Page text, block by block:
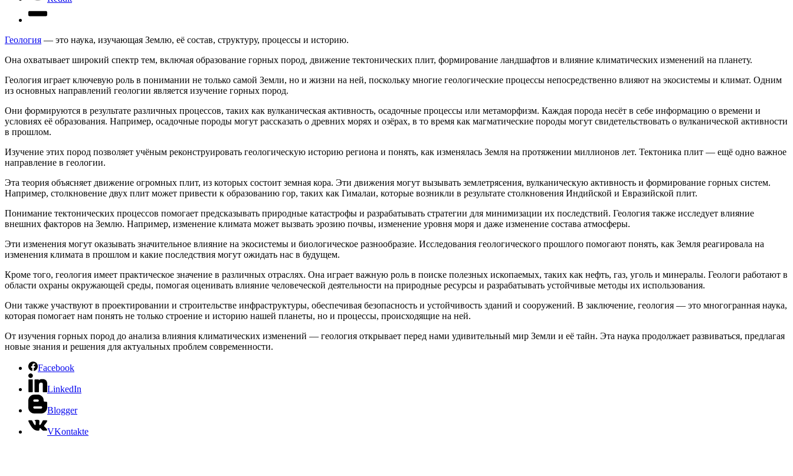
Геология — это наука, изучающая Землю, её состав, структуру, процессы и историю.
Она охватывает широкий спектр тем, включая образование горных пород, движение тектонических плит, формирование ландшафтов и влияние климатических изменений на планету.
Геология играет ключевую роль в понимании не только самой Земли, но и жизни на ней, поскольку многие геологические процессы непосредственно влияют на экосистемы и климат. Одним
из основных направлений геологии является изучение горных пород.
Они формируются в результате различных процессов, таких как вулканическая активность, осадочные процессы или метаморфизм. Каждая порода несёт в себе информацию о времени и
условиях её образования. Например, осадочные породы могут рассказать о древних морях и озёрах, в то время как магматические породы могут свидетельствовать о вулканической активности
в прошлом.
Изучение этих пород позволяет учёным реконструировать геологическую историю региона и понять, как изменялась Земля на протяжении миллионов лет. Тектоника плит — ещё одно важное
направление в геологии.
Эта теория объясняет движение огромных плит, из которых состоит земная кора. Эти движения могут вызывать землетрясения, вулканическую активность и формирование горных систем.
Например, столкновение двух плит может привести к образованию гор, таких как Гималаи, которые возникли в результате столкновения Индийской и Евразийской плит.
Понимание тектонических процессов помогает предсказывать природные катастрофы и разрабатывать стратегии для минимизации их последствий. Геология также исследует влияние
внешних факторов на Землю. Например, изменение климата может вызвать эрозию почвы, изменение уровня моря и даже изменение состава атмосферы.
Эти изменения могут оказывать значительное влияние на экосистемы и биологическое разнообразие. Исследования геологического прошлого помогают понять, как Земля реагировала на
изменения климата в прошлом и какие последствия могут ожидать нас в будущем.
Кроме того, геология имеет практическое значение в различных отраслях. Она играет важную роль в поиске полезных ископаемых, таких как нефть, газ, уголь и минералы. Геологи работают в
области охраны окружающей среды, помогая оценивать влияние человеческой деятельности на природные ресурсы и разрабатывать устойчивые методы их использования.
Они также участвуют в проектировании и строительстве инфраструктуры, обеспечивая безопасность и устойчивость зданий и сооружений. В заключение, геология — это многогранная наука,
которая помогает нам понять не только строение и историю нашей планеты, но и процессы, происходящие на ней.
От изучения горных пород до анализа влияния климатических изменений — геология открывает перед нами удивительный мир Земли и её тайн. Эта наука продолжает развиваться, предлагая
новые знания и решения для актуальных проблем современности.
Facebook
LinkedIn
Blogger
VKontakte